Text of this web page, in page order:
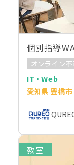
個別指導
オンライン不
IT・Web
愛知県 豊橋市
教室